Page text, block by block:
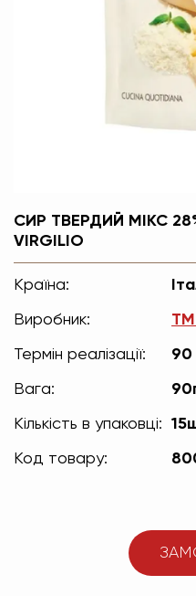
СИР ТВЕРДИЙ МІКС
VIRGILIO
Країна:
Виробник:
Термін реалізації: 90
Вага:
Кількість в упаковці:
Код товару: